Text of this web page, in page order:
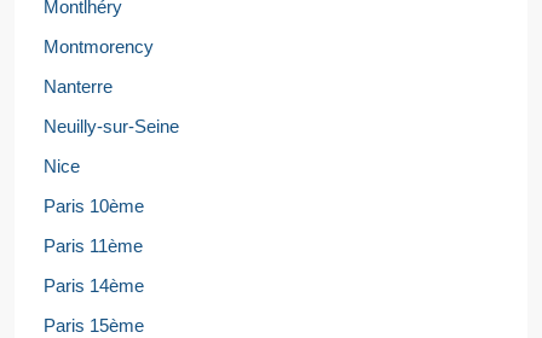
Montlhéry
Montmorency
Nanterre
Neuilly-sur-Seine
Nice
Paris 10ème
Paris 11ème
Paris 14ème
Paris 15ème